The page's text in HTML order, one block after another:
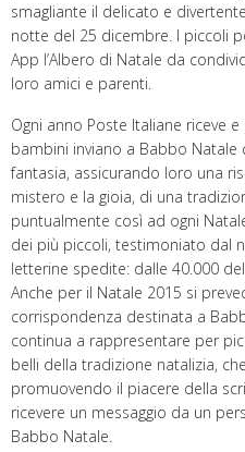
smagliante il delicato e
notte del 25 dicembre. I piccoli
App l’Albero di Natale da
loro amici e parenti.
Ogni anno Poste Italiane riceve
bambini inviano a Babbo Natale
fantasia, assicurando loro una
mistero e la gioia, di una
puntualmente così ad ogni
dei più piccoli, testimoniato dal
letterine spedite: dalle 40.000
Anche per il Natale 2015 si
corrispondenza destinata a
continua a rappresentare per
belli della tradizione natalizia,
promuovendo il piacere della
ricevere un messaggio da un
Babbo Natale.